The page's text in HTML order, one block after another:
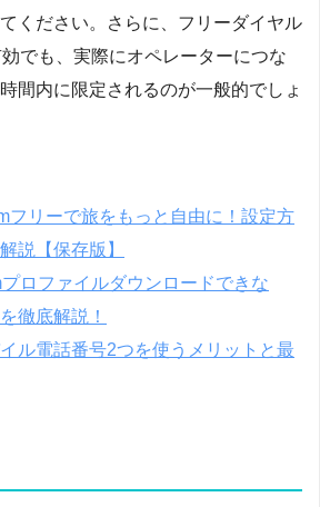
ください。さらに、フリーダイヤル
でも、実際にオペレーターにつな
間内に限定されるのが一般的でしょ
フリーで旅をもっと自由に！設定方
説【保存版】
プロファイルダウンロードできな
徹底解説！
ル電話番号2つを使うメリットと最